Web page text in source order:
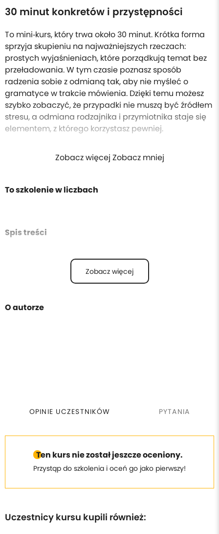
30 minut konkretów i przystępności
To mini‑kurs, który trwa około 30 minut. Krótka forma
sprzyja skupieniu na najważniejszych rzeczach:
prostych wyjaśnieniach, które porządkują temat bez
przeładowania. W tym czasie poznasz sposób
radzenia sobie z odmianą tak, aby nie myśleć o
gramatyce w trakcie mówienia. Dzięki temu możesz
szybko zobaczyć, że przypadki nie muszą być źródłem
stresu, a odmiana rodzajnika i przymiotnika staje się
elementem, z którego korzystasz pewniej.
Zobacz więcej Zobacz mniej
To szkolenie w liczbach
Spis treści
Zobacz więcej
O autorze
OPINIE UCZESTNIKÓW PYTANIA
Ten kurs nie został jeszcze oceniony.
Przystąp do szkolenia i oceń go jako pierwszy!
Uczestnicy kursu kupili również: